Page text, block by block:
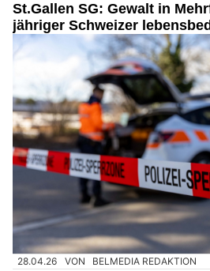
St.Gallen SG: Gewalt in
jähriger Schweizer
28.04.26 VON BELMEDIA REDAKTION